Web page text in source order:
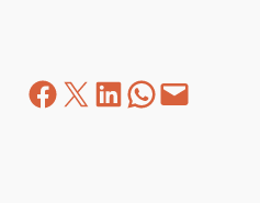
Facebook
Z LinkedIn
WhatsApp
correo